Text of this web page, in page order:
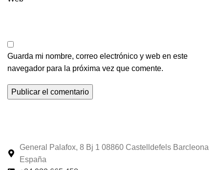
Guarda mi nombre, correo electrónico y web en este
navegador para la próxima vez que comente.
General Palafox, 8 Bj 1 08860 Castelldefels Barcleona
España